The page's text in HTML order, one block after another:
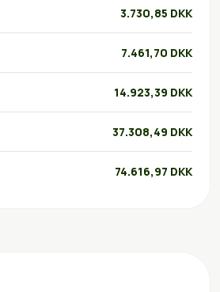
3.730,85 DKK
7.461,70 DKK
14.923,39 DKK
37.308,49 DKK
74.616,97 DKK